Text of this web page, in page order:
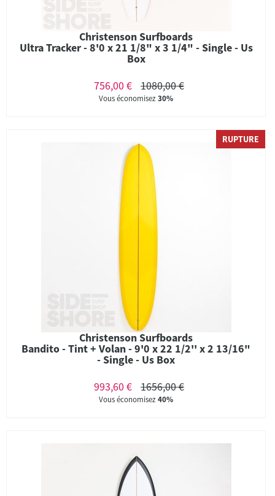
Christenson Surfboards
Ultra Tracker - 8'0 x 21 1/8" x 3 1/4" - Single - Us
Box
756,00 €
1080,00 €
Vous économisez30%
RUPTURE
Christenson Surfboards
Bandito - Tint + Volan - 9'0 x 22 1/2'' x 2 13/16"
- Single - Us Box
993,60 €
1656,00 €
Vous économisez40%